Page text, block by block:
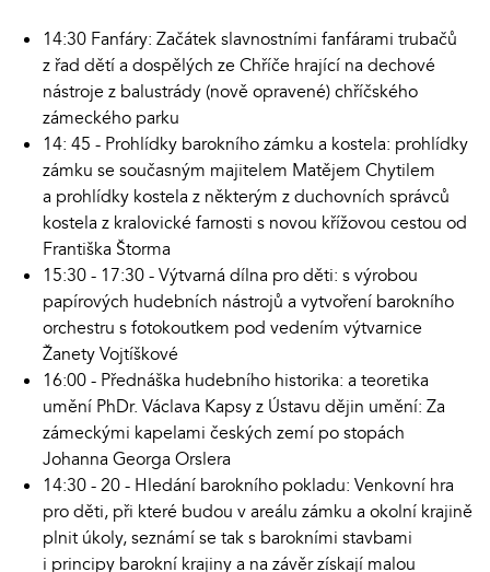
14:30 Fanfáry: Začátek slavnostními fanfárami trubačů
z řad dětí a dospělých ze Chříče hrající na dechové
nástroje z balustrády (nově opravené) chříčského
zámeckého parku
14: 45 - Prohlídky barokního zámku a kostela: prohlídky
zámku se současným majitelem Matějem Chytilem
a prohlídky kostela z některým z duchovních správců
kostela z kralovické farnosti s novou křížovou cestou od
Františka Štorma
15:30 - 17:30 - Výtvarná dílna pro děti: s výrobou
papírových hudebních nástrojů a vytvoření barokního
orchestru s fotokoutkem pod vedením výtvarnice
Žanety Vojtíškové
16:00 - Přednáška hudebního historika: a teoretika
umění PhDr. Václava Kapsy z Ústavu dějin umění: Za
zámeckými kapelami českých zemí po stopách
Johanna Georga Orslera
14:30 - 20 - Hledání barokního pokladu: Venkovní hra
pro děti, při které budou v areálu zámku a okolní krajině
plnit úkoly, seznámí se tak s barokními stavbami
i principy barokní krajiny a na závěr získají malou